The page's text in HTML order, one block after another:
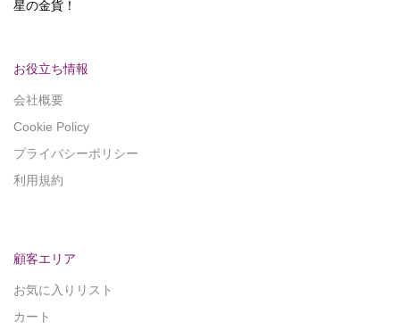
星の金貨！
お役立ち情報
会社概要
Cookie Policy
プライバシーポリシー
利用規約
顧客エリア
お気に入りリスト
カート